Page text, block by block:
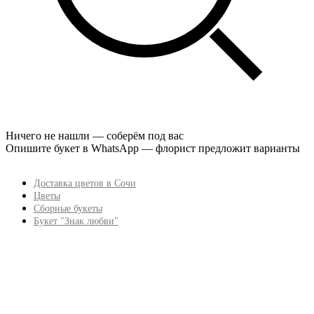
Ничего не нашли — соберём под вас
Опишите букет в WhatsApp — флорист предложит варианты
Доставка цветов в Сочи
Цветы
Сборные букеты
Букет "Знак любви"